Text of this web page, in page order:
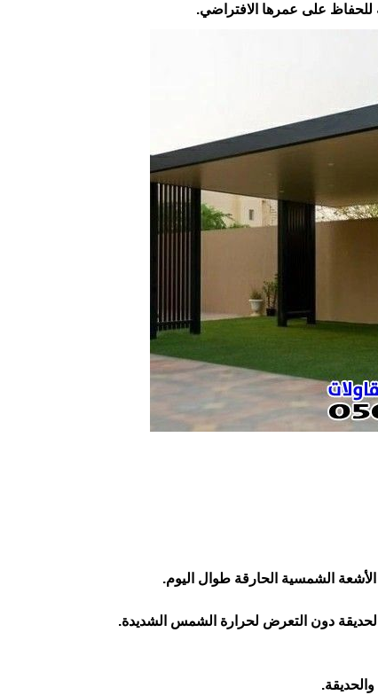
على عمرها الافتراضي.
الشمسية الحارقة طوال اليوم.
دون التعرض لحرارة الشمس الشديدة.